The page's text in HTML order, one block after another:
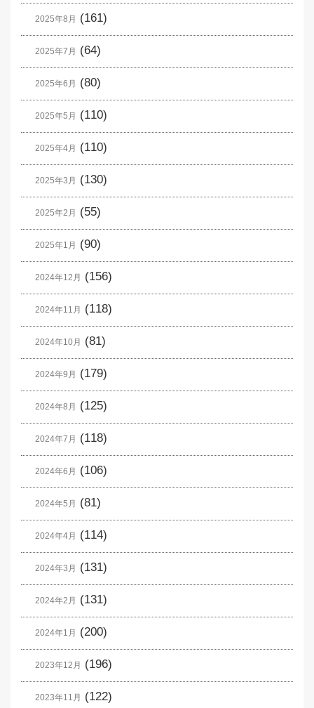
2025年8月 (161)
2025年7月 (64)
2025年6月 (80)
2025年5月 (110)
2025年4月 (110)
2025年3月 (130)
2025年2月 (55)
2025年1月 (90)
2024年12月 (156)
2024年11月 (118)
2024年10月 (81)
2024年9月 (179)
2024年8月 (125)
2024年7月 (118)
2024年6月 (106)
2024年5月 (81)
2024年4月 (114)
2024年3月 (131)
2024年2月 (131)
2024年1月 (200)
2023年12月 (196)
2023年11月 (122)